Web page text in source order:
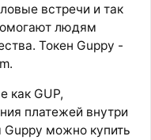
встречи и так
людям
Токен Guppy -
как GUP,
платежей внутри
можно купить